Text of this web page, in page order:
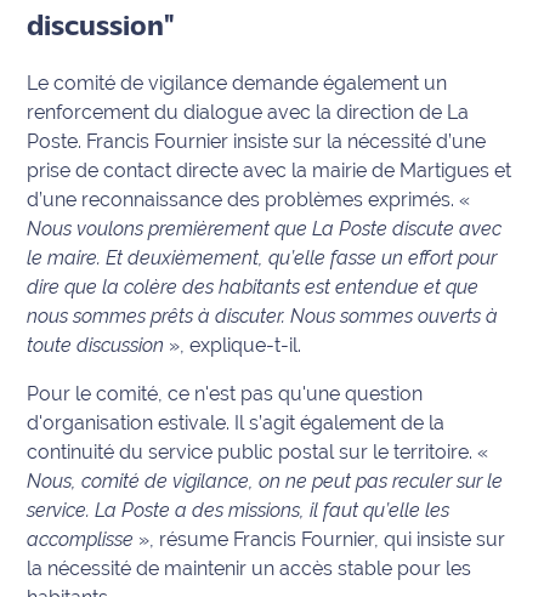
Nous
contacter
et voir
Maritima
Qui
sommes
nous ?
Devenir
annonceur
Recrutement
Mention
légales
Conditions
générales
d'utilisation du
discussion"
Le comité de vigilance demande également un
renforcement du dialogue avec la direction de La
Poste. Francis Fournier insiste sur la nécessité d’une
prise de contact directe avec la mairie de Martigues et
d’une reconnaissance des problèmes exprimés. «
Nous voulons premièrement que La Poste discute avec
le maire. Et deuxièmement, qu’elle fasse un effort pour
dire que la colère des habitants est entendue et que
nous sommes prêts à discuter. Nous sommes ouverts à
toute discussion », explique-t-il.
Pour le comité, ce n'est pas qu'une question
d'organisation estivale. Il s’agit également de la
continuité du service public postal sur le territoire. «
Nous, comité de vigilance, on ne peut pas reculer sur le
service. La Poste a des missions, il faut qu’elle les
accomplisse », résume Francis Fournier, qui insiste sur
la nécessité de maintenir un accès stable pour les